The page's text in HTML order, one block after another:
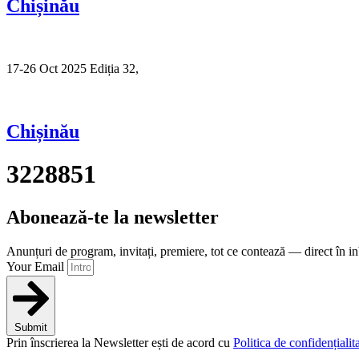
Chișinău
17-26 Oct 2025 Ediția 32,
Chișinău
3228851
Abonează-te la newsletter
Anunțuri de program, invitați, premiere, tot ce contează — direct în
Your Email
Submit
Prin înscrierea la Newsletter ești de acord cu Politica de